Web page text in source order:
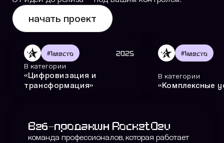
начать проект
#1место
2025
В категории
«Цифровизация и
трансформация»
#1место
В категории
«Комплексные
Веб-продакшн RocketDev
команда профессионалов, которая работает